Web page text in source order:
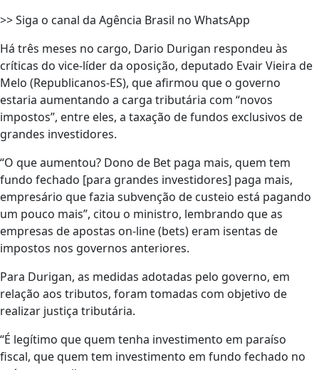
>> Siga o canal da Agência Brasil no WhatsApp
Há três meses no cargo, Dario Durigan respondeu às
críticas do vice-líder da oposição, deputado Evair Vieira de
Melo (Republicanos-ES), que afirmou que o governo
estaria aumentando a carga tributária com “novos
impostos”, entre eles, a taxação de fundos exclusivos de
grandes investidores.
“O que aumentou? Dono de Bet paga mais, quem tem
fundo fechado [para grandes investidores] paga mais,
empresário que fazia subvenção de custeio está pagando
um pouco mais”, citou o ministro, lembrando que as
empresas de apostas on-line (bets) eram isentas de
impostos nos governos anteriores.
Para Durigan, as medidas adotadas pelo governo, em
relação aos tributos, foram tomadas com objetivo de
realizar justiça tributária.
“É legítimo que quem tenha investimento em paraíso
fiscal, que quem tem investimento em fundo fechado no